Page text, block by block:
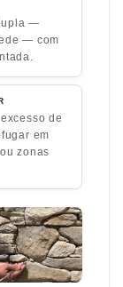
—
— com
de
em
zonas